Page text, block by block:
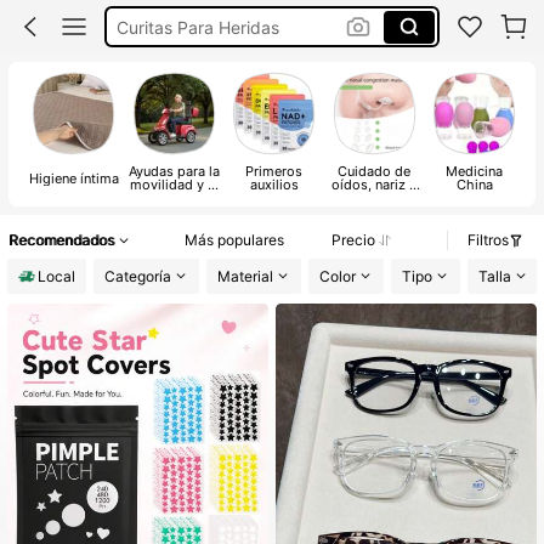
Curitas Para Heridas
Nebulizador Portátil
Parches Para Acné
Higiene íntima Ayudas para la
movilidad y la
Primeros
auxilios
Cuidado de
oídos, nariz y
Medicina
China
Recomendados Más populares Precio
Filtros
Local
Categoría Material Color Tipo Talla